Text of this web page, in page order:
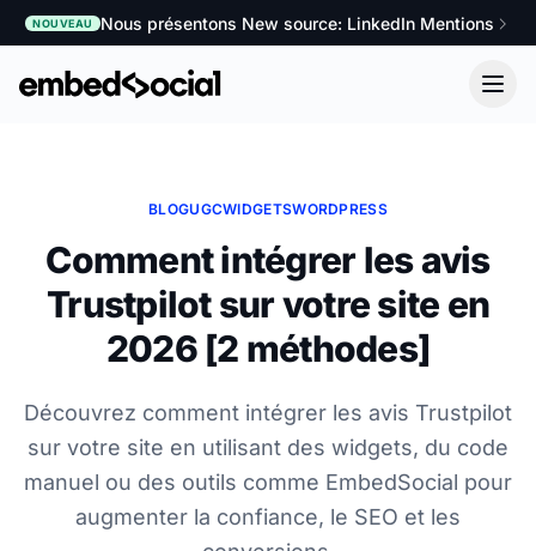
NOUVEAU Nous présentons New source: LinkedIn Mentions
BLOGUGCWIDGETSWORDPRESS
Comment intégrer les avis
Trustpilot sur votre site en
2026 [2 méthodes]
Découvrez comment intégrer les avis Trustpilot
sur votre site en utilisant des widgets, du code
manuel ou des outils comme EmbedSocial pour
augmenter la confiance, le SEO et les